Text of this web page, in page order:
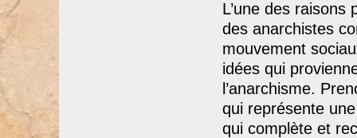
L’une des raisons
des anarchistes
mouvement
idées qui
l’anarchisme.
qui représente
qui complète et